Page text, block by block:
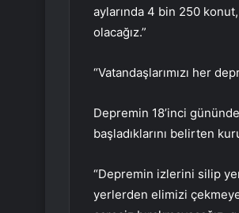
aylarında 4 bin 250
olacağız.”
“Vatandaşlarımızı her
Depremin 18’inci
başladıklarını belirten
“Depremin izlerini silip
yerlerden elimizi